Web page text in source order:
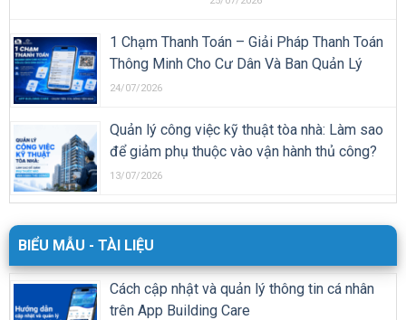
1 Chạm Thanh Toán – Giải Pháp Thanh Toán
Thông Minh Cho Cư Dân Và Ban Quản Lý
24/07/2026
Quản lý công việc kỹ thuật tòa nhà: Làm sao
để giảm phụ thuộc vào vận hành thủ công?
13/07/2026
BIỂU MẪU - TÀI LIỆU
Cách cập nhật và quản lý thông tin cá nhân
trên App Building Care